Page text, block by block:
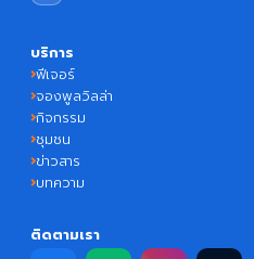
บริการ
ฟีเจอร์
จองพูลวิลล่า
กิจกรรม
ชุมชน
ข่าวสาร
บทความ
ติดตามเรา